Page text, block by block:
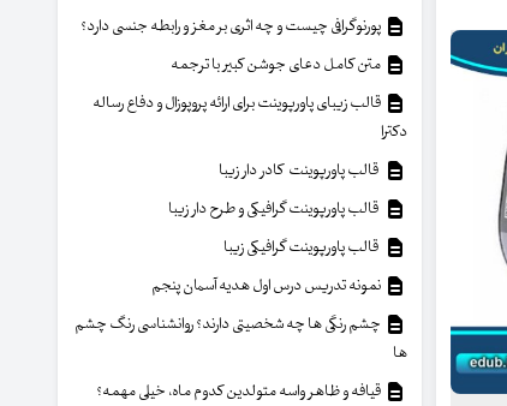
پورنوگرافی چیست و چه اثری بر مغز و رابطه جنسی دارد؟
متن کامل دعای جوشن کبیر با ترجمه
قالب زیبای پاورپوینت برای ارائه پروپوزال و دفاع رساله
دکترا
قالب پاورپوینت کادر دار زیبا
قالب پاورپوینت گرافیکی و طرح دار زیبا
قالب پاورپوینت گرافیکی زیبا
نمونه تدریس درس اول هدیه آسمان پنجم
چشم رنگی ها چه شخصیتی دارند؟ روانشناسی رنگ چشم
ها
قیافه و ظاهر واسه متولدین کدوم ماه، خیلی مهمه؟